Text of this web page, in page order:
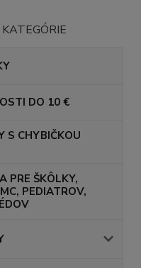
DO 10 €
S CHYBIČKOU
PRE ŠKÔLKY,
PEDIATROV,